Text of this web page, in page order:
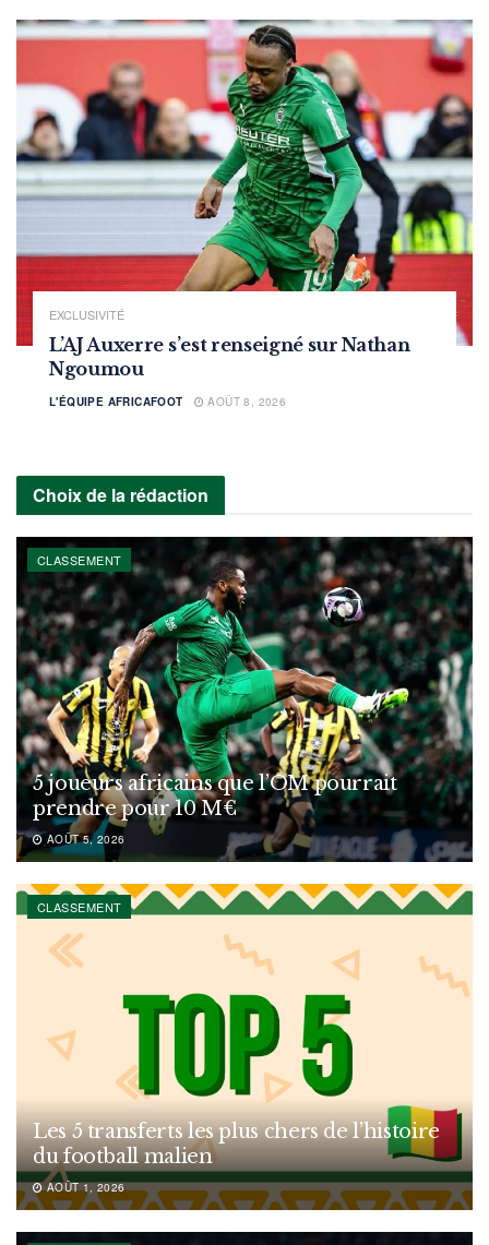
EXCLUSIVITÉ
L’AJ Auxerre s’est renseigné sur Nathan
Ngoumou
L'ÉQUIPE AFRICAFOOT AOÛT 8, 2026
Choix de la rédaction
CLASSEMENT
5 joueurs africains que l’OM pourrait
prendre pour 10 M€
AOÛT 5, 2026
CLASSEMENT
Les 5 transferts les plus chers de l’histoire
du football malien
AOÛT 1, 2026